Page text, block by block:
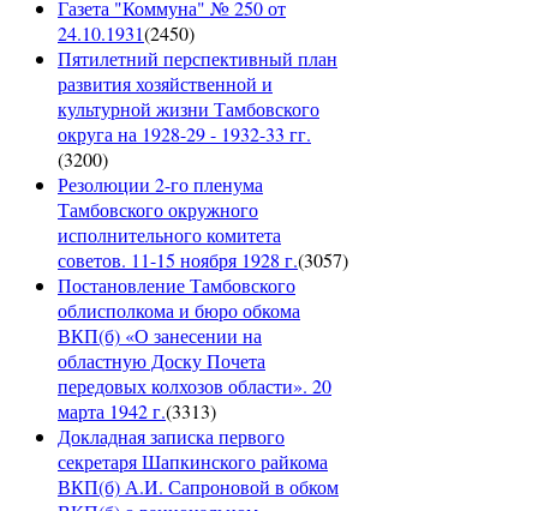
Газета "Коммуна" № 250 от
24.10.1931(2450)
Пятилетний перспективный план
развития хозяйственной и
культурной жизни Тамбовского
округа на 1928-29 - 1932-33 гг.
(3200)
Резолюции 2-го пленума
Тамбовского окружного
исполнительного комитета
советов. 11-15 ноября 1928 г.(3057)
Постановление Тамбовского
облисполкома и бюро обкома
ВКП(б) «О занесении на
областную Доску Почета
передовых колхозов области». 20
марта 1942 г.(3313)
Докладная записка первого
секретаря Шапкинского райкома
ВКП(б) А.И. Сапроновой в обком